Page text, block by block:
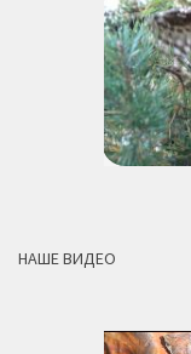
НАШЕ ВИДЕО